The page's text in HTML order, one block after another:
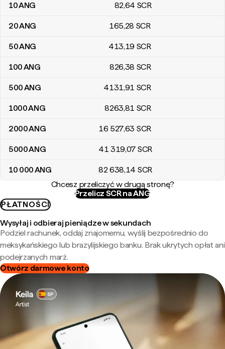
10ANG 82,64 SCR
20ANG 165,28 SCR
50ANG 413,19 SCR
100ANG 826,38 SCR
500ANG 4131,91 SCR
1000ANG 8263,81 SCR
2000ANG 16 527,63 SCR
5000ANG 41 319,07 SCR
10 000ANG 82 638,14 SCR
Chcesz przeliczyć w drugą stronę?
Przelicz SCR na ANG
PŁATNOŚCI
Wysyłaj i odbieraj pieniądze w sekundach
Podziel rachunek, oddaj znajomemu, wyślij bezpośrednio do
meksykańskiego lub brazylijskiego banku. Brak ukrytych opłat ani
podejrzanych marż.
Otwórz darmowe konto